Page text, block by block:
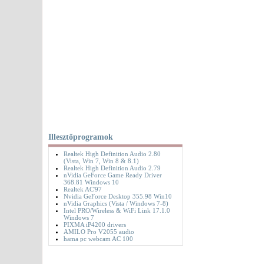
Illesztőprogramok
Realtek High Definition Audio 2.80
(Vista, Win 7, Win 8 & 8.1)
Realtek High Definition Audio 2.79
nVidia GeForce Game Ready Driver
368.81 Windows 10
Realtek AC'97
Nvidia GeForce Desktop 355.98 Win10
nVidia Graphics (Vista / Windows 7-8)
Intel PRO/Wireless & WiFi Link 17.1.0
Windows 7
PIXMA iP4200 drivers
AMILO Pro V2055 audio
hama pc webcam AC 100